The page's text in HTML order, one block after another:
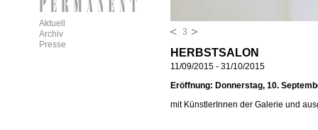
3
HERBSTSALON
11/09/2015 - 31/10/2015
Eröffnung: Donnerstag, 10.
mit KünstlerInnen der Galerie und
Aktuell
Archiv
Presse